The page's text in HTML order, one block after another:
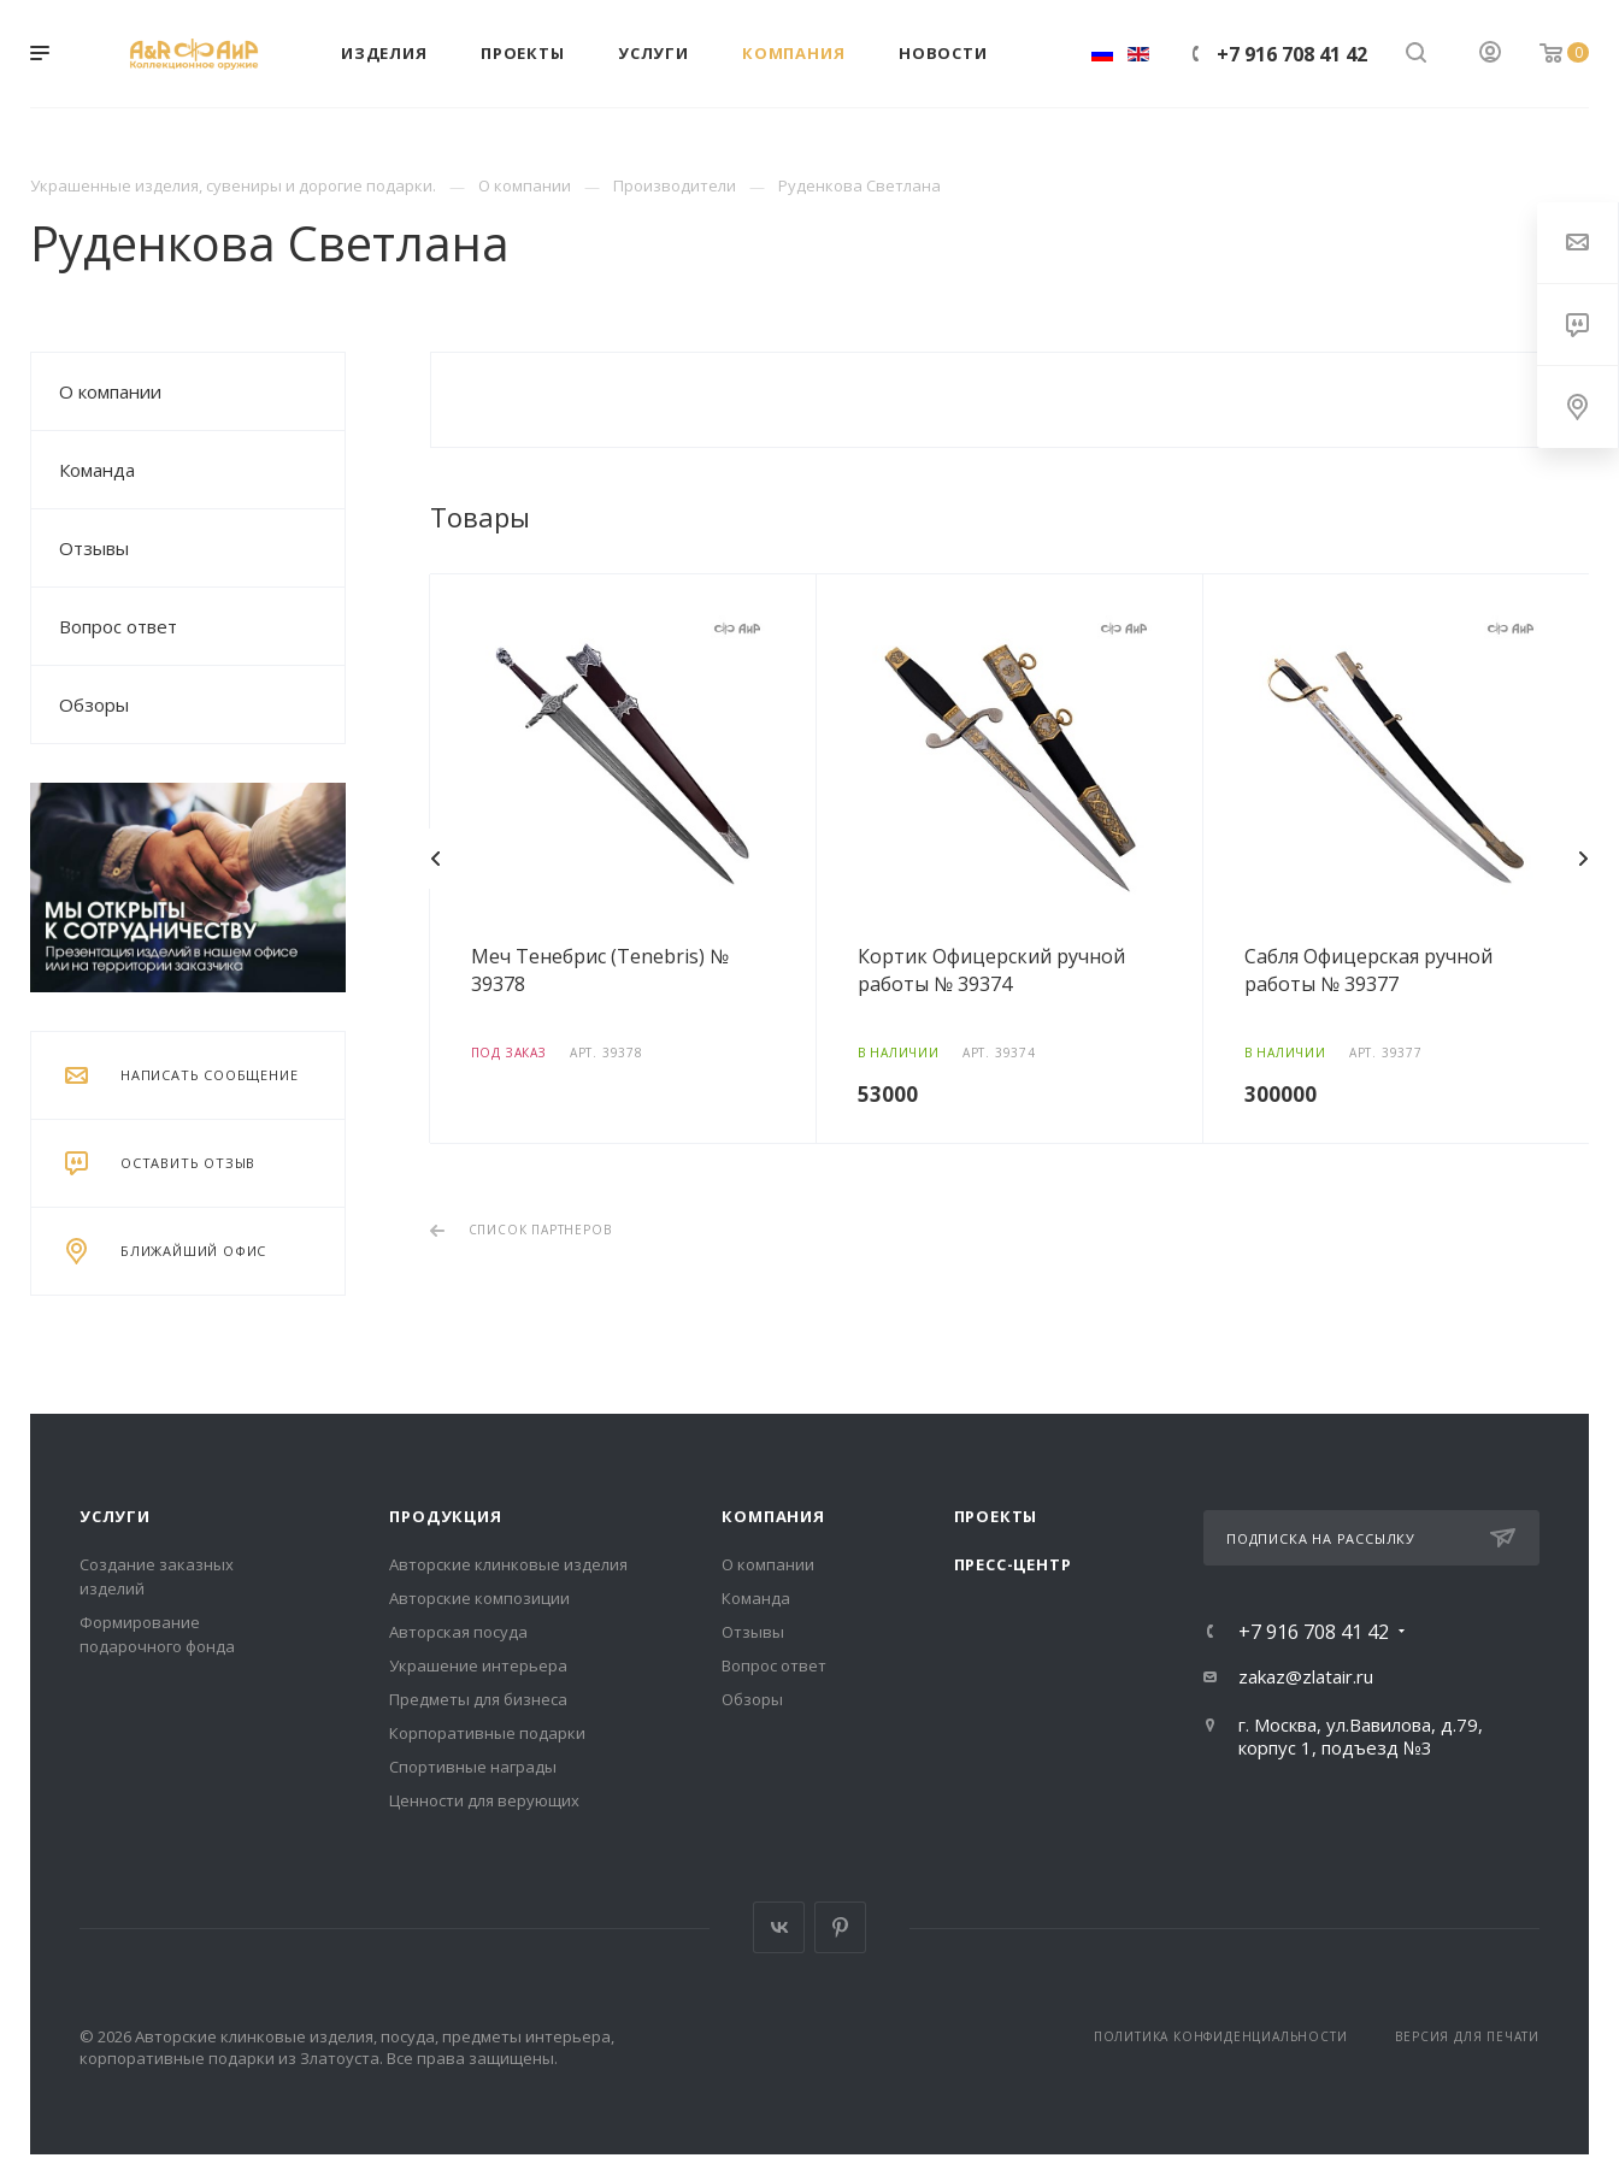
0
+7 916 708 41 42
ИЗДЕЛИЯ ПРОЕКТЫ УСЛУГИ КОМПАНИЯ НОВОСТИ
Украшенные изделия, сувениры и дорогие подарки. О компании Производители Руденкова Светлана
Руденкова Светлана
О компании
Команда
Отзывы
Вопрос ответ
Обзоры
НАПИСАТЬ СООБЩЕНИЕ
ОСТАВИТЬ ОТЗЫВ
БЛИЖАЙШИЙ ОФИС
Товары
Меч Тенебрис (Tenebris) №
39378
ПОД ЗАКАЗ АРТ. 39378
Кортик Офицерский ручной
работы № 39374
В НАЛИЧИИ АРТ. 39374
53000
Сабля Офицерская ручной
работы № 39377
В НАЛИЧИИ АРТ. 39377
300000
СПИСОК ПАРТНЕРОВ
УСЛУГИ
Создание заказных
изделий
Формирование
подарочного фонда
ПРОДУКЦИЯ
Авторские клинковые изделия
Авторские композиции
Авторская посуда
Украшение интерьера
Предметы для бизнеса
Корпоративные подарки
Спортивные награды
Ценности для верующих
КОМПАНИЯ
О компании
Команда
Отзывы
Вопрос ответ
Обзоры
ПРОЕКТЫ
ПРЕСС-ЦЕНТР
ПОДПИСКА НА РАССЫЛКУ
+7 916 708 41 42
zakaz@zlatair.ru
г. Москва, ул.Вавилова, д.79,
корпус 1, подъезд №3
ВЕРСИЯ ДЛЯ ПЕЧАТИ
ПОЛИТИКА КОНФИДЕНЦИАЛЬНОСТИ
© 2026 Авторские клинковые изделия, посуда, предметы интерьера,
корпоративные подарки из Златоуста. Все права защищены.